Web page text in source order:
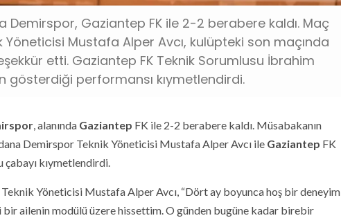
Demirspor, Gaziantep FK ile 2-2 berabere kaldı. Maç
Mustafa Alper Avcı, kulüpteki son maçında
etti. Gaziantep FK Teknik Sorumlusu İbrahim
gösterdiği performansı kıymetlendirdi.
, alanında Gaziantep FK ile 2-2 berabere kaldı. Müsabakanın
Demirspor Teknik Yöneticisi Mustafa Alper Avcı ile Gaziantep FK
kıymetlendirdi.
Yöneticisi Mustafa Alper Avcı, “Dört ay boyunca hoş bir deneyim
bir ailenin modülü üzere hissettim. O günden bugüne kadar birebir